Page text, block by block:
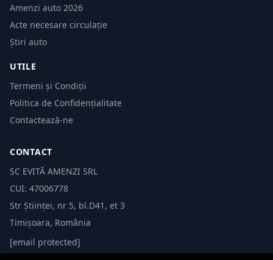
Amenzi auto 2026
Acte necesare circulație
Știri auto
UTILE
Termeni și Condiții
Politica de Confidențialitate
Contactează-ne
CONTACT
SC EVITĂ AMENZI SRL
CUI: 47006778
Str Științei, nr 5, bl.D41, et 3
Timișoara, România
[email protected]